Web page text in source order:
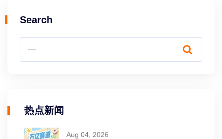
Search
热点新闻
Aug 04, 2026